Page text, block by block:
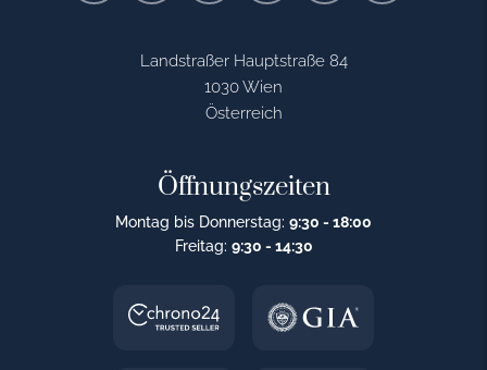
Landstraßer Hauptstraße 84
1030 Wien
Österreich
Öffnungszeiten
Montag bis Donnerstag: 9:30 - 18:00
Freitag: 9:30 - 14:30